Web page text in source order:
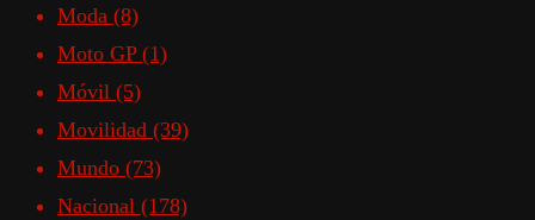
Moda (8)
Moto GP (1)
Móvil (5)
Movilidad (39)
Mundo (73)
Nacional (178)